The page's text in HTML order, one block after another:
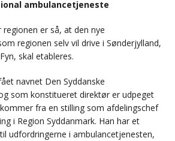
ambulancetjeneste
er så, at den nye
regionen selv vil drive i Sønderjylland,
skal etableres.
navnet Den Syddanske
som konstitueret direktør er udpeget
fra en stilling som afdelingschef
i Region Syddanmark. Han har et
udfordringerne i ambulancetjenesten,